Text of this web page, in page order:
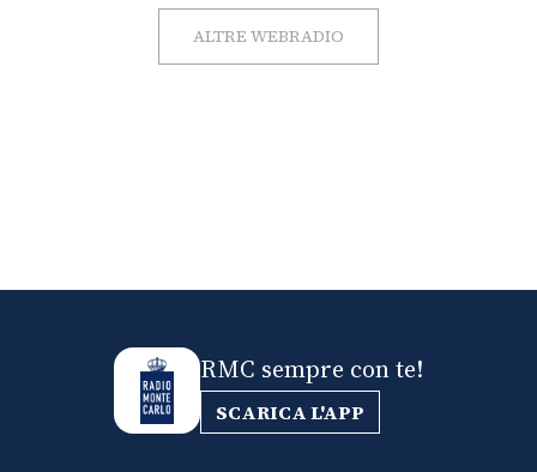
ALTRE WEBRADIO
RMC sempre con te!
SCARICA L'APP